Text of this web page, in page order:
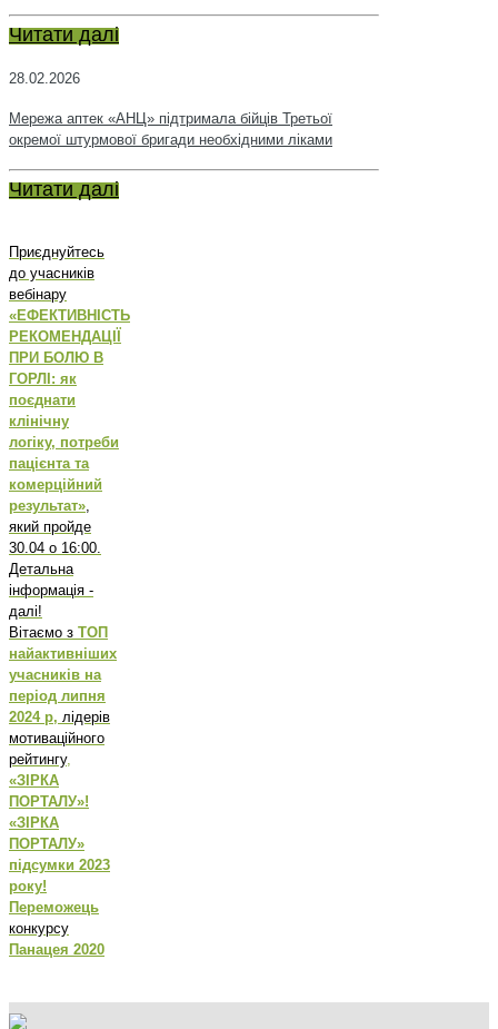
Читати далі
28.02.2026
Мережа аптек «АНЦ» підтримала бійців Третьої
окремої штурмової бригади необхідними ліками
Читати далі
Приєднуйтесь
до учасників
вебінару
«ЕФЕКТИВНІСТЬ
РЕКОМЕНДАЦІЇ
ПРИ БОЛЮ В
ГОРЛІ: як
поєднати
клінічну
логіку, потреби
пацієнта та
комерційний
результат»
який пройде
30.04 о 16:00.
Детальна
інформація -
далі!
Вітаємо з ТОП
найактивніших
учасників на
період липня
2024 р, лідерів
мотиваційного
рейтингу,
«ЗІРКА
ПОРТАЛУ»!
«ЗІРКА
ПОРТАЛУ»
підсумки 2023
року!
Переможець
конкурсу
Панацея 2020